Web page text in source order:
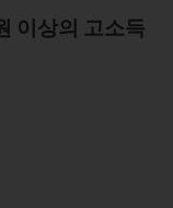
이상의 고소득